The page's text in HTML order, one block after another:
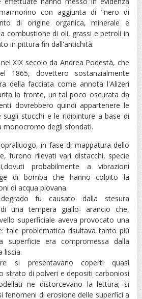
con aggiunta di "nero di
di origine organica, minerale e
combustione di oli, grassi e petroli in
in pittura fin dall'antichità.
XIX secolo da Andrea Podestà, che
1865, dovettero sostanzialmente
della facciata come annota l'Alizeri
la fronte, un tal poco oscurata da
dovrebbero quindi appartenere le
sugli stucchi e le ridipinture a base di
monocromo degli sfondati.
in fase di mappatura dello
furono rilevati vari distacchi, specie
probabilmente a vibrazioni
di bomba che hanno colpito la
di acqua piovana.
fu causato dalla stesura
una tempera giallo- arancio che,
superficiale aveva provocato una
tale problematica risultava tanto più
superficie era compromessa dalla
liscia.
si presentavano coperti quasi
strato di polveri e depositi carboniosi
ne distorcevano la lettura; si
fenomeni di erosione delle superfici a